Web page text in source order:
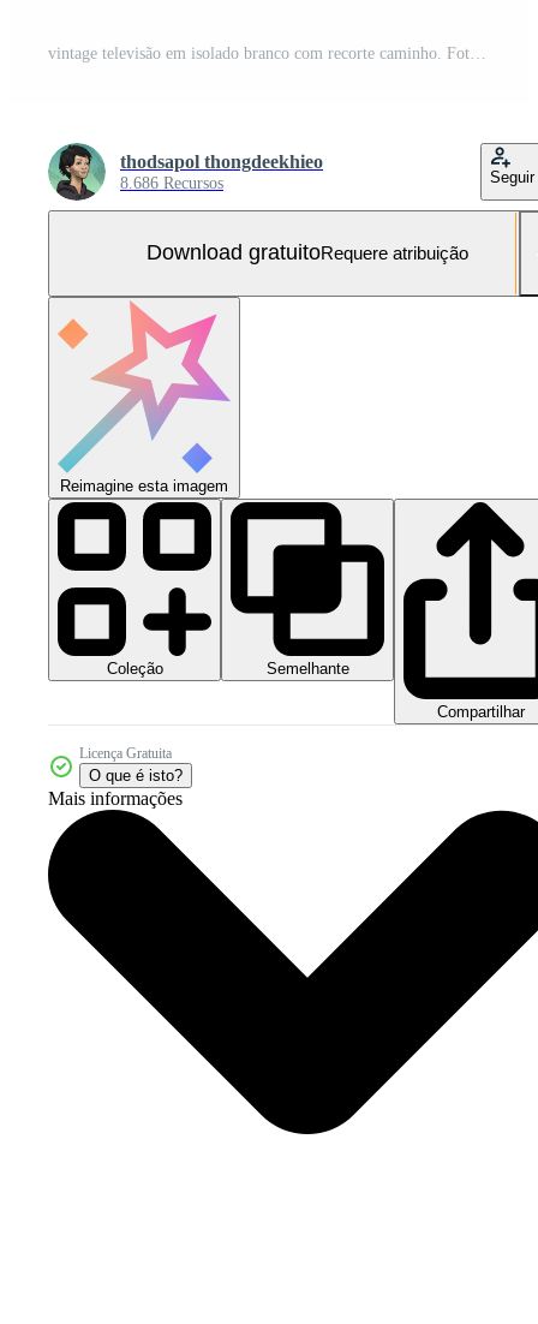
thodsapol thongdeekhieo
8.686 Recursos Seguir
Download gratuitoRequere atribuição
Reimagine esta imagem
Coleção Semelhante
Compartilhar
Licença Gratuita
O que é isto?
Mais informações